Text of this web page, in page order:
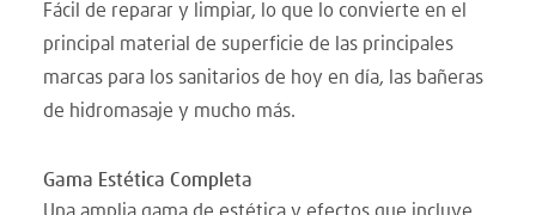
Fácil de reparar y limpiar, lo que lo convierte en el
principal material de superficie de las principales
marcas para los sanitarios de hoy en día, las bañeras
de hidromasaje y mucho más.
Gama Estética Completa